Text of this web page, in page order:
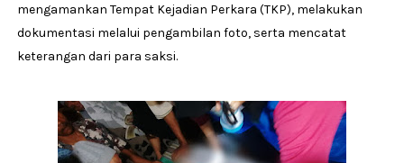
mengamankan Tempat Kejadian Perkara (TKP), melakukan
dokumentasi melalui pengambilan foto, serta mencatat
keterangan dari para saksi.